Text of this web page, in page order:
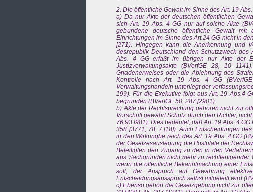
2. Die öffentliche Gewalt im Sinne des Art. 19
a) Da nur Akte der deutschen öffentlichen
sich Art. 19 Abs. 4 GG nur auf solche Akte
gebundene deutsche öffentliche Gewalt
Einrichtungen im Sinne des Art.24 GG nicht in
[271). Hingegen kann die Anerkennung und
desrepublik Deutschland den Schutzzweck
Abs. 4 GG erfaßt im übrigen nur Akte der
Justizverwaltungsakte (BVerfGE 28, 10
Gnadenerweises oder die Ablehnung des
Kontrolle nach Art. 19 Abs. 4 GG
Verwaltungshandeln unterliegt der
199). Für die Exekutive folgt aus Art. 19 Abs.4
begründen (BVerfGE 50, 287 [2901).
b) Akte der Rechtsprechung gehören nicht zur
Vorschrift gewährt Schutz durch den Richter,
76,93 [981). Dies bedeutet, daß Art. 19 Abs. 4
358 [3771; 78, 7 [18]). Auch Entscheidungen
in den Wirkungbe reich des Art. 19 Abs. 4 GG
der Gesetzesauslegung die Postulate der
Beteiligten den Zugang zu den in den
aus Sachgründen nicht mehr zu
wenn die öffentliche Bekanntmachung einer
soll, der Anspruch auf Gewährung
Entscheidungsausspruch selbst mitgeteilt wird
c) Ebenso gehört die Gesetzgebung nicht zur